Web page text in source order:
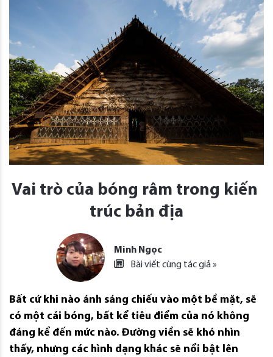
Vai trò của bóng râm trong kiến ​​
trúc bản địa
Minh Ngọc
Bài viết cùng tác giả »
Bất cứ khi nào ánh sáng chiếu vào một bề mặt, sẽ
có một cái bóng, bất kể tiêu điểm của nó không
đáng kể đến mức nào. Đường viền sẽ khó nhìn
thấy, nhưng các hình dạng khác sẽ nổi bật lên